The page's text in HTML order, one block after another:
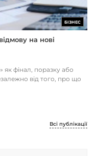
БІЗНЕС
на нові
як фінал, поразку або
від того, про що
Всі публікації